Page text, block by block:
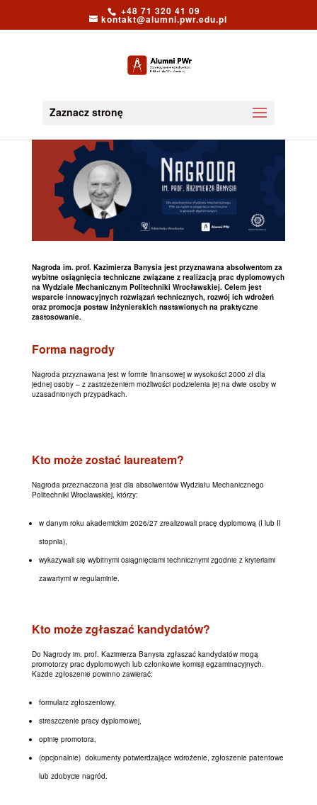
+48 71 320 41 09
kontakt@alumni.pwr.edu.pl
Zaznacz stronę
Nagroda im. prof. Kazimierza Banysia jest przyznawana absolwentom za
wybitne osiągnięcia techniczne związane z realizacją prac dyplomowych
na Wydziale Mechanicznym Politechniki Wrocławskiej. Celem jest
wsparcie innowacyjnych rozwiązań technicznych, rozwój ich wdrożeń
oraz promocja postaw inżynierskich nastawionych na praktyczne
zastosowanie.
Forma nagrody
Nagroda przyznawana jest w formie finansowej w wysokości 2000 zł dla
jednej osoby – z zastrzeżeniem możliwości podzielenia jej na dwie osoby w
uzasadnionych przypadkach.
Kto może zostać laureatem?
Nagroda przeznaczona jest dla absolwentów Wydziału Mechanicznego
Politechniki Wrocławskiej, którzy:
w danym roku akademickim 2026/27 zrealizowali pracę dyplomową (I lub II
stopnia),
wykazywali się wybitnymi osiągnięciami technicznymi zgodnie z kryteriami
zawartymi w regulaminie.
Kto może zgłaszać kandydatów?
Do Nagrody im. prof. Kazimierza Banysia zgłaszać kandydatów mogą
promotorzy prac dyplomowych lub członkowie komisji egzaminacyjnych.
Każde zgłoszenie powinno zawierać:
formularz zgłoszeniowy,
streszczenie pracy dyplomowej,
opinię promotora,
(opcjonalnie) dokumenty potwierdzające wdrożenie, zgłoszenie patentowe
lub zdobycie nagród.